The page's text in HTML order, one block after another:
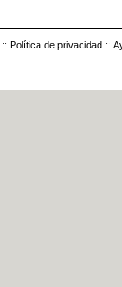
:: Política de privacidad ::